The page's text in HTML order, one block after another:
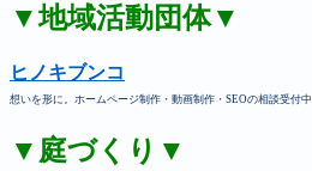
▼地域活動団体▼
ヒノキブンコ
想いを形に。ホームページ制作・動画制作・SEOの相談受付中
▼庭づくり▼